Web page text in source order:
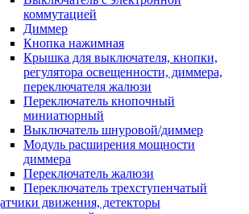
коммутацией
Диммер
Кнопка нажимная
Крышка для выключателя, кнопки,
регулятора освещенности, диммера,
переключателя жалюзи
Переключатель кнопочный
миниатюрный
Выключатель шнуровой/диммер
Модуль расширения мощности
диммера
Переключатель жалюзи
Переключатель трехступенчатый
движения, детекторы